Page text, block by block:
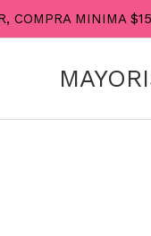
COMPRA MINIMA